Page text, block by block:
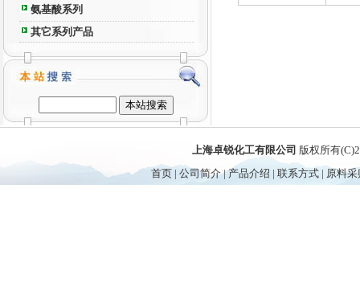
氨基酸系列
其它系列产品
上海卓锐化工有限公司 版权所有
首页 |公司简介|产品介绍 |联系方式 | 原料采